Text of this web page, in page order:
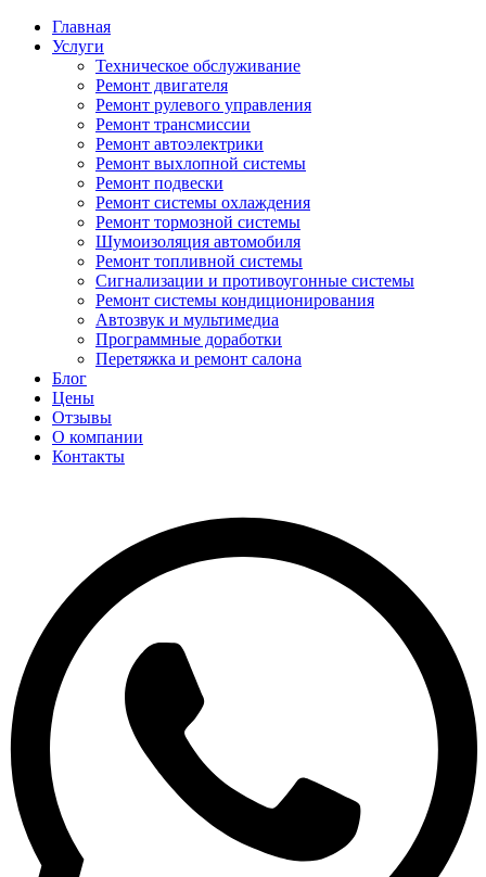
Главная
Услуги
Техническое обслуживание
Ремонт двигателя
Ремонт рулевого управления
Ремонт трансмиссии
Ремонт автоэлектрики
Ремонт выхлопной системы
Ремонт подвески
Ремонт системы охлаждения
Ремонт тормозной системы
Шумоизоляция автомобиля
Ремонт топливной системы
Сигнализации и противоугонные системы
Ремонт системы кондиционирования
Автозвук и мультимедиа
Программные доработки
Перетяжка и ремонт салона
Блог
Цены
Отзывы
О компании
Контакты